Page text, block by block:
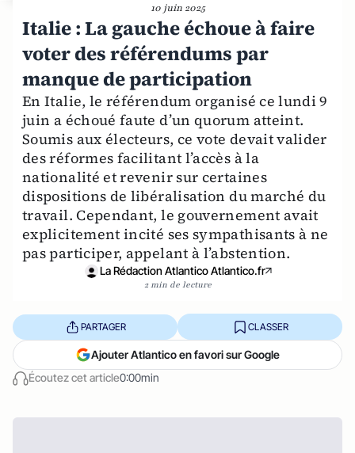
10 juin 2025
Italie : La gauche échoue à faire
voter des référendums par
manque de participation
En Italie, le référendum organisé ce lundi 9
juin a échoué faute d’un quorum atteint.
Soumis aux électeurs, ce vote devait valider
des réformes facilitant l’accès à la
nationalité et revenir sur certaines
dispositions de libéralisation du marché du
travail. Cependant, le gouvernement avait
explicitement incité ses sympathisants à ne
pas participer, appelant à l’abstention.
La Rédaction Atlantico Atlantico.fr
2 min de lecture
Écoutez cet article0:00min
PARTAGER CLASSER
Ajouter Atlantico en favori sur Google